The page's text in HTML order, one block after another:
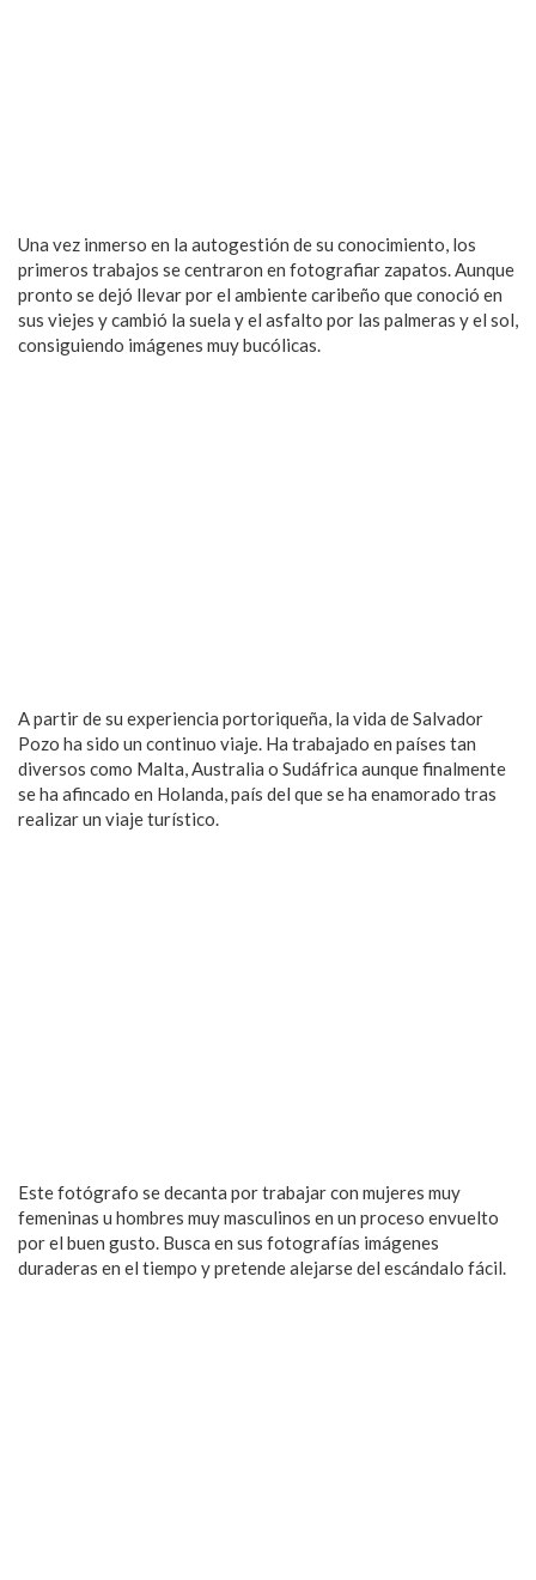
Una vez inmerso en la autogestión de su conocimiento, los
primeros trabajos se centraron en fotografiar zapatos. Aunque
pronto se dejó llevar por el ambiente caribeño que conoció en
sus viejes y cambió la suela y el asfalto por las palmeras y el sol,
consiguiendo imágenes muy bucólicas.
A partir de su experiencia portoriqueña, la vida de Salvador
Pozo ha sido un continuo viaje. Ha trabajado en países tan
diversos como Malta, Australia o Sudáfrica aunque finalmente
se ha afincado en Holanda, país del que se ha enamorado tras
realizar un viaje turístico.
Este fotógrafo se decanta por trabajar con mujeres muy
femeninas u hombres muy masculinos en un proceso envuelto
por el buen gusto. Busca en sus fotografías imágenes
duraderas en el tiempo y pretende alejarse del escándalo fácil.